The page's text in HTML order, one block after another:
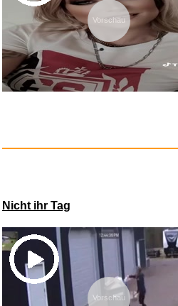
Vorschau
Nicht ihr Tag
Vorschau